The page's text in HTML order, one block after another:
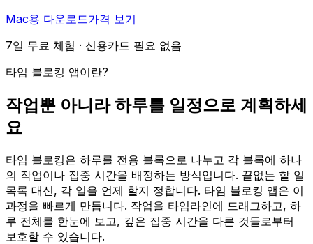
Mac용 다운로드가격 보기
7일 무료 체험 · 신용카드 필요 없음
타임 블로킹 앱이란?
작업뿐 아니라 하루를 일정으로 계획하세
요
타임 블로킹은 하루를 전용 블록으로 나누고 각 블록에 하나
의 작업이나 집중 시간을 배정하는 방식입니다. 끝없는 할 일
목록 대신, 각 일을 언제 할지 정합니다. 타임 블로킹 앱은 이
과정을 빠르게 만듭니다. 작업을 타임라인에 드래그하고, 하
루 전체를 한눈에 보고, 깊은 집중 시간을 다른 것들로부터
보호할 수 있습니다.